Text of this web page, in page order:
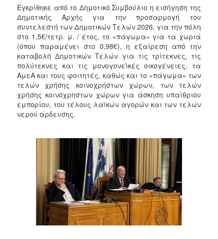
Εγκρίθηκε από το Δημοτικό Συμβούλιο η εισήγηση της
Δημοτικής Αρχής για την προσαρμογή του
συντελεστή των Δημοτικών Τελών 2026, για την πόλη
στο 1,5€/τετρ. μ. / έτος, το «πάγωμα» για τα χωριά
(όπου παραμένει στο 0,98€), η εξαίρεση από την
καταβολή Δημοτικών Τελών για τις τρίτεκνες, τις
πολύτεκνες και τις μονογονεϊκές οικογένειες, τα
ΑμεΑ και τους φοιτητές, καθώς και το «πάγωμα» των
τελών χρήσης κοινοχρήστων χώρων, των τελών
χρήσης κοινόχρηστων χώρων για άσκηση υπαίθριου
εμπορίου, του τέλους λαϊκών αγορών και των τελών
νερού άρδευσης.